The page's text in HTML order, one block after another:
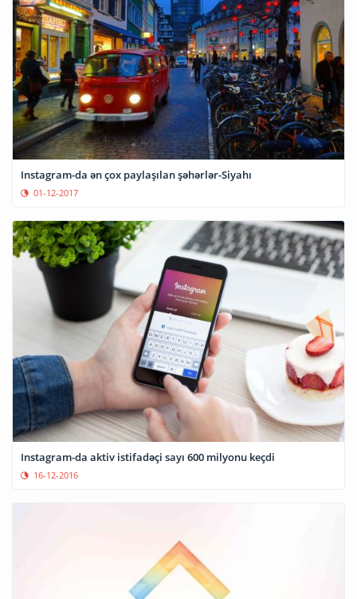
Instagram-da ən çox paylaşılan şəhərlər-Siyahı
01-12-2017
Instagram-da aktiv istifadəçi sayı 600 milyonu keçdi
16-12-2016